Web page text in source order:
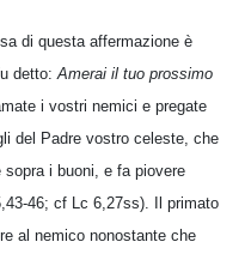
di questa affermazione è
detto: Amerai il tuo prossimo
i vostri nemici e pregate
del Padre vostro celeste, che
i buoni, e fa piovere
46; cf Lc 6,27ss). Il primato
al nemico nonostante che